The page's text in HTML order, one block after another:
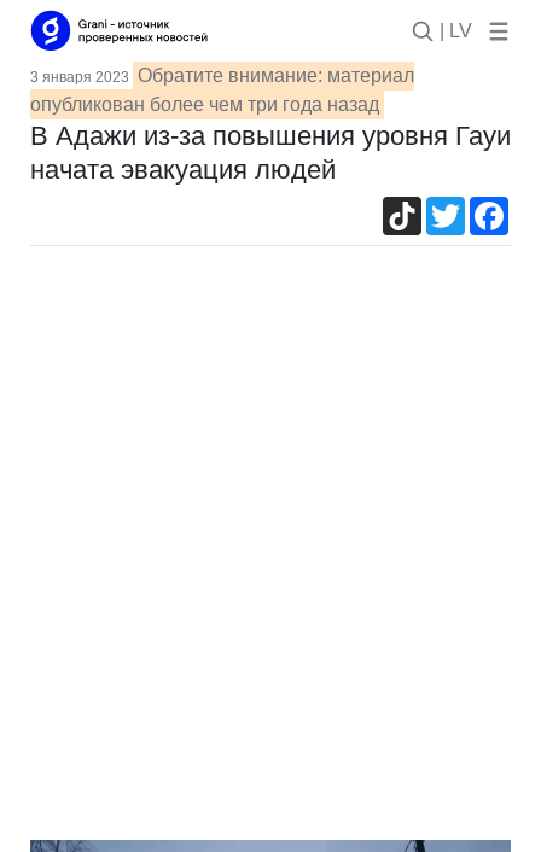
| LV
3 января 2023 Обратите внимание: материал
опубликован более чем три года назад
В Адажи из-за повышения уровня Гауи
начата эвакуация людей
TikTokTwitter